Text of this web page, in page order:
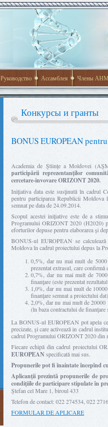
Руководство Ассамблея Члены АНМ
Конкурсы и гранты
BONUS EUROPEAN
Academia de Ştiinţe a Moldovei
participării reprezentanţilor
cercetare-invovare ORIZONT 2020.
Iniţiativa data este susţinută în cadrul
pentru participarea Republicii
semnat pe data de 24.09.2014.
Scopul acestei iniţiative este de a
Programului ORIZONT 2020 (H2020)
eforturilor depuse pentru elaborarea şi
BONUS-ul EUROPEAN se
Moldova în cadrul proiectului depus la
0,5%, dar nu mai mult de
prezentat extrasul, care
0,7%, dar nu mai mult de
finanţare (este prezentat
1,0%, dar nu mai mult de
finanţare semnat a proiectului
2,0%, dar nu mai mult de
(în baza contractului de finanţare
La BONUS-ul EUROPEAN pot apela
precizate, şi care activează in cadrul
cadrul Programului ORIZONT 2020 din
Fiecare echipă din cadrul proiectului
EUROPEAN specificată mai sus.
Propunerile pot fi înaintate începînd
Aplicanţii prezintă propunerile de
condiţiile de participare stipulate în
Ştefan cel Mare 1, biroul 433
Telefon de contact: 022 274534, 022
FORMULAR DE APLICARE